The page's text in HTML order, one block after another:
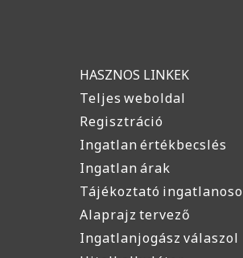
HASZNOS LINKEK
Teljes weboldal
Regisztráció
Ingatlan értékbecslés
Ingatlan árak
Tájékoztató
Alaprajz tervező
Ingatlanjogász válaszol